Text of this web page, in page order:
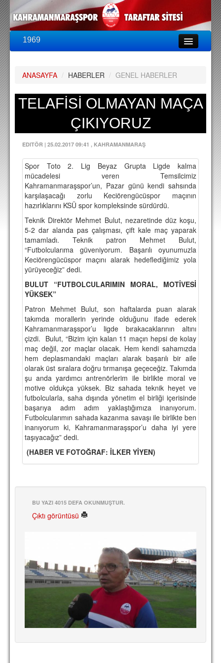
1969
PUAN DURUMU
FİKSTÜR
A TAKIM KADROSU
TEKNİK KADRO
TRANSFERLER
TARAFTAR
BİLETLER
DEPLASMAN
LİSANSLI ÜRÜNLER
MULTİMEDYA
FOTOĞRAF & VİDEOLAR
KULÜP
AMBLEM
SPOR TESİSLERİ
YÖNETİM KURULU
PERSONEL
SPONSORLAR
TARİHÇE
TARİHİ BAŞARILAR
ESKi BAŞKANLAR
MİSYON
HAKKIMIZDA
SİTE İSTATİSTİKLERİ
REKLAM YAYINI
ANASAYFA / HABERLER / GENEL HABERLER
TELAFİSİ OLMAYAN MAÇA
ÇIKIYORUZ
EDITÖR | 25.02.2017 09:41 , KAHRAMANMARAŞ
Spor Toto 2. Lig Beyaz Grupta Ligde kalma
mücadelesi veren Temsilcimiz
Kahramanmaraşspor’un, Pazar günü kendi sahsında
karşılaşacağı zorlu Keciörengücüspor maçının
hazırlıklarını KSÜ spor kompleksinde sürdürdü.
Teknik Direktör Mehmet Bulut, nezaretinde düz koşu,
5-2 dar alanda pas çalışması, çift kale maç yaparak
tamamladı. Teknik patron Mehmet Bulut,
“Futbolcularıma güveniyorum. Başarılı oyunumuzla
Keciörengücüspor maçını alarak hedeflediğimiz yola
yürüyeceğiz” dedi.
BULUT “FUTBOLCULARIMIN MORAL, MOTİVESİ
YÜKSEK”
Patron Mehmet Bulut, son haftalarda puan alarak
takımda morallerin yerinde olduğunu ifade ederek
Kahramanmaraşspor’u ligde bırakacaklarının altını
çizdi. Bulut, “Bizim için kalan 11 maçın hepsi de kolay
maç değil, zor maçlar olacak. Hem kendi sahamızda
hem deplasmandaki maçları alarak başarılı bir aile
olarak üst sıralara doğru tırmanışa geçeceğiz. Takımda
şu anda yardımcı antrenörlerim ile birlikte moral ve
motive oldukça yüksek. Biz sahada teknik heyet ve
futbolcularla, saha dışında yönetim el birliği içerisinde
başarıya adım adım yaklaştığımıza inanıyorum.
Futbolcularımın sahada kazanma savaşı ile birlikte ben
inanıyorum ki, Kahramanmaraşspor’u daha iyi yere
taşıyacağız” dedi.
(HABER VE FOTOĞRAF: İLKER YİYEN)
BU YAZI 4015 DEFA OKUNMUŞTUR.
Çıktı görüntüsü